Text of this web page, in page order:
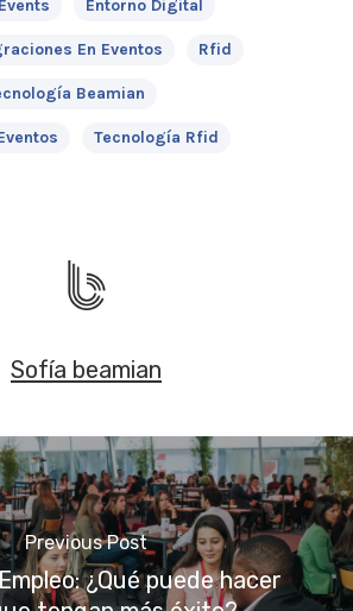
Entorno Digital
En Eventos Rfid
Beamian
Tecnología Rfid
Sofía beamian
Previous Post
¿Qué puede hacer